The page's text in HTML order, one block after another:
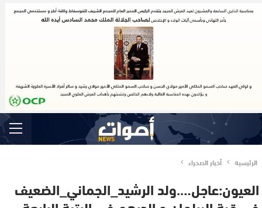
الرئيسية أخبار الصحراء
العيون:عاجل….ولد الرشيد_الجماني_الضعيف